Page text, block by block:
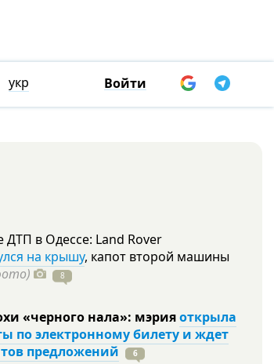
укр Войти
ДТП в Одессе: Land Rover
на крышу, капот второй машины
8
«черного нала»: мэрияоткрыла
по электронному билету и ждет
предложений
6